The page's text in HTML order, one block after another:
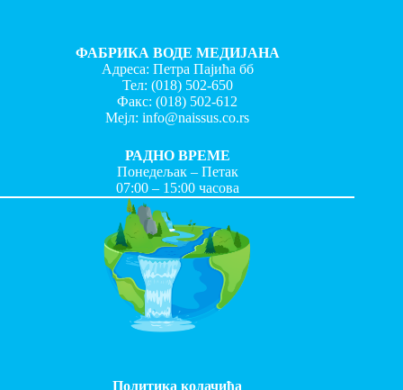
ФАБРИКА ВОДЕ МЕДИЈАНА
Адреса: Петра Пајића бб
Тел: (018) 502-650
Факс:(018) 502-612
Мејл:info@naissus.co.rs
РАДНО ВРЕМЕ
Понедељак – Петак
07:00 – 15:00 часова
Политика колачића